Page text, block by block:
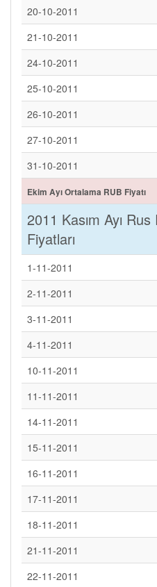
20-10-2011
21-10-2011
24-10-2011
25-10-2011
26-10-2011
27-10-2011
31-10-2011
Ekim Ayı Ortalama RUB Fiyatı
2011 Kasım Ayı
Fiyatları
1-11-2011
2-11-2011
3-11-2011
4-11-2011
10-11-2011
11-11-2011
14-11-2011
15-11-2011
16-11-2011
17-11-2011
18-11-2011
21-11-2011
22-11-2011